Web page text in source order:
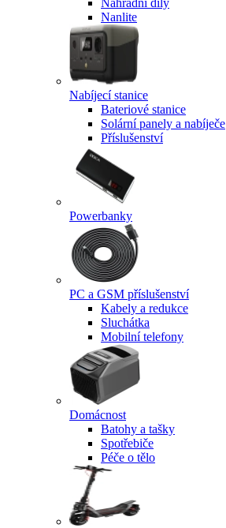
Náhradní díly
Nanlite
Nabíjecí stanice
Bateriové stanice
Solární panely a nabíječe
Příslušenství
Powerbanky
PC a GSM příslušenství
Kabely a redukce
Sluchátka
Mobilní telefony
Domácnost
Batohy a tašky
Spotřebiče
Péče o tělo